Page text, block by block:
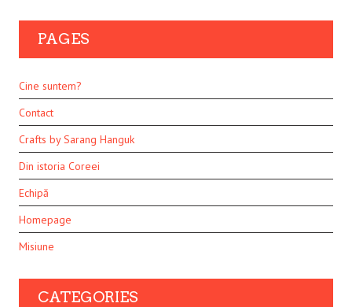
PAGES
Cine suntem?
Contact
Crafts by Sarang Hanguk
Din istoria Coreei
Echipă
Homepage
Misiune
CATEGORIES